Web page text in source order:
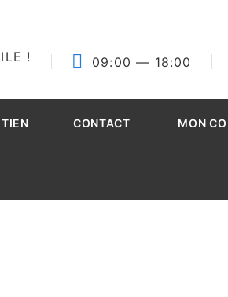
! 09:00 — 18:00
CONTACT MON